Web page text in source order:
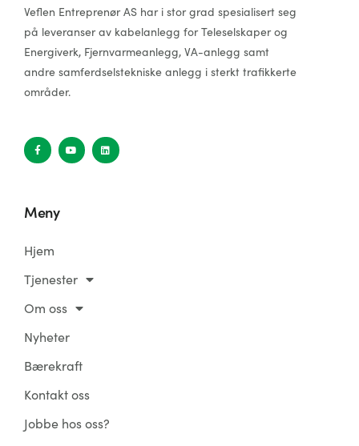
Veflen Entreprenør AS har i stor grad spesialisert seg
på leveranser av kabelanlegg for Teleselskaper og
Energiverk, Fjernvarmeanlegg, VA-anlegg samt
andre samferdselstekniske anlegg i sterkt trafikkerte
områder.
Meny
Hjem
Tjenester
Om oss
Nyheter
Bærekraft
Kontakt oss
Jobbe hos oss?